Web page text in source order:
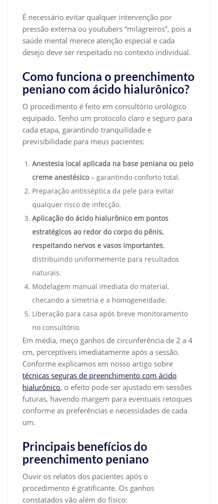
É necessário evitar qualquer intervenção por
pressão externa ou youtubers “milagreiros”, pois a
saúde mental merece atenção especial e cada
desejo deve ser respeitado no contexto individual.
Como funciona o preenchimento
peniano com ácido hialurônico?
O procedimento é feito em consultório urológico
equipado. Tenho um protocolo claro e seguro para
cada etapa, garantindo tranquilidade e
previsibilidade para meus pacientes:
Anestesia local aplicada na base peniana ou pelo
creme anestésico– garantindo conforto total.
Preparação antisséptica da pele para evitar
qualquer risco de infecção.
Aplicação do ácido hialurônico em pontos
estratégicos ao redor do corpo do pênis,
respeitando nervos e vasos importantes,
distribuindo uniformemente para resultados
naturais.
Modelagem manual imediata do material,
checando a simetria e a homogeneidade.
Liberação para casa após breve monitoramento
no consultório.
Em média, meço ganhos de circunferência de 2 a 4
cm, perceptíveis imediatamente após a sessão.
Conforme explicamos em nosso artigo sobre
técnicas seguras de preenchimento com ácido
hialurônico, o efeito pode ser ajustado em sessões
futuras, havendo margem para eventuais retoques
conforme as preferências e necessidades de cada
um.
Principais benefícios do
preenchimento peniano
Ouvir os relatos dos pacientes após o
procedimento é gratificante. Os ganhos
constatados vão além do físico: